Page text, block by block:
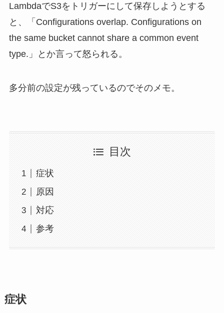
LambdaでS3をトリガーにして保存しようとする
と、「Configurations overlap. Configurations on
the same bucket cannot share a common event
type.」とか言って怒られる。
多分前の設定が残っているのでそのメモ。
目次
症状
原因
対応
参考
症状